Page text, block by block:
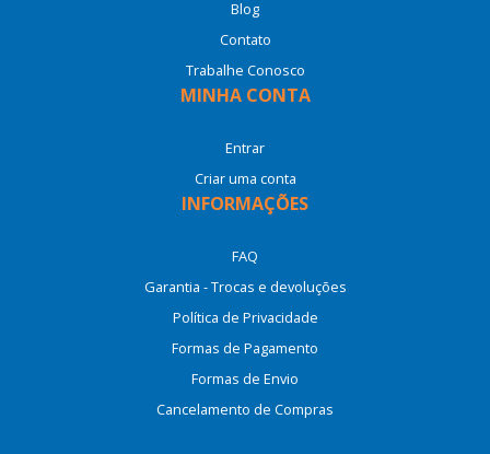
Blog
Contato
Trabalhe Conosco
MINHA CONTA
Entrar
Criar uma conta
INFORMAÇÕES
FAQ
Garantia - Trocas e devoluções
Política de Privacidade
Formas de Pagamento
Formas de Envio
Cancelamento de Compras